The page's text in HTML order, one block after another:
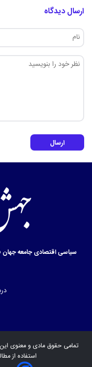
ارسال دیدگاه
ارسال
سیاسیاقتصادیجامعهجهان
تمامی حقوق مادی و معنوی
استفاده از